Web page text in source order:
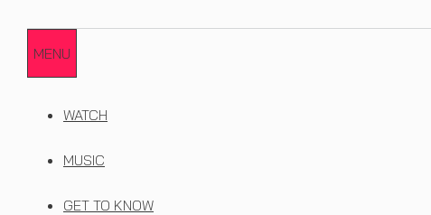
MENU
WATCH
MUSIC
GET TO KNOW